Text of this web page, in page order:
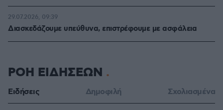
Διασκεδάζουμε υπεύθυνα, επιστρέφουμε με ασφάλεια
29.07.2026, 09:39
ΡΟΗ ΕΙΔΗΣΕΩΝ
Ειδήσεις Δημοφιλή Σχολιασμένα